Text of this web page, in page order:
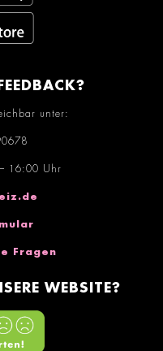
unter:
16:00 Uhr
Fragen
WEBSITE?